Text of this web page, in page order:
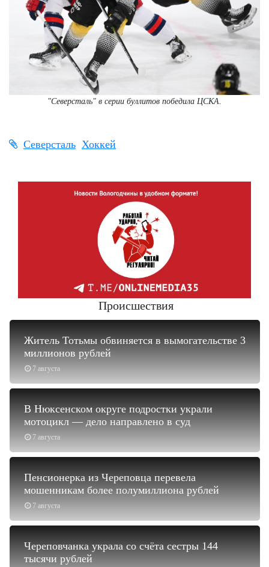
"Северсталь" в серии буллитов победила ЦСКА.
Северсталь Хоккей
Происшествия
7 августа
Житель Тотьмы обвиняется в вымогательстве 3
миллионов рублей
7 августа
В Нюксенском округе подростки украли
мотоцикл — дело направлено в суд
7 августа
Пенсионерка из Череповца перевела
мошенникам более полумиллиона рублей
Череповчанка украла со счёта сестры 144
тысячи рублей